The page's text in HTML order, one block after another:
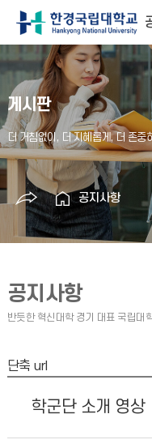
게시판
공지사항
공지사항
단축 url
학군단 소개 영상